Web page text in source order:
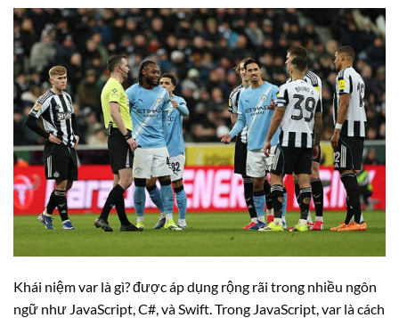
Khái niệm var là gì? được áp dụng rộng rãi trong nhiều ngôn
ngữ như JavaScript, C#, và Swift. Trong JavaScript, var là cách